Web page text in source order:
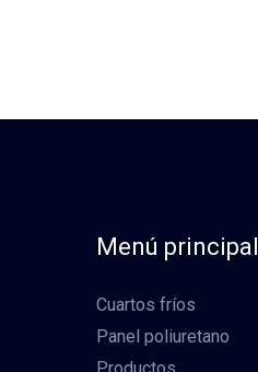
Menú principal
Cuartos fríos
Panel poliuretano